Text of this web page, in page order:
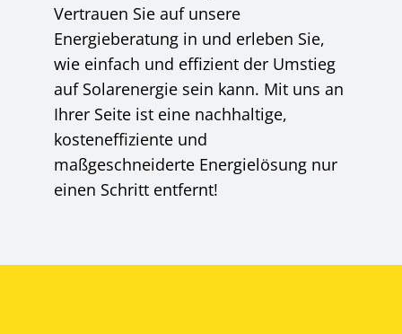
Vertrauen Sie auf unsere
Energieberatung in und erleben Sie,
wie einfach und effizient der Umstieg
auf Solarenergie sein kann. Mit uns an
Ihrer Seite ist eine nachhaltige,
kosteneffiziente und
maßgeschneiderte Energielösung nur
einen Schritt entfernt!